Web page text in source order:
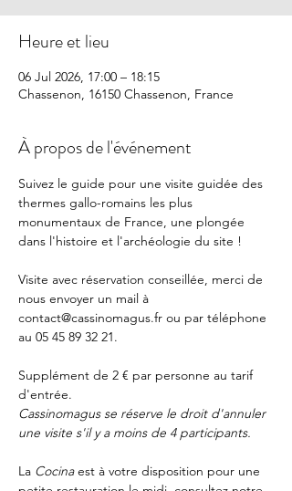
Heure et lieu
06 Jul 2026, 17:00 – 18:15
Chassenon, 16150 Chassenon, France
À propos de l'événement
Suivez le guide pour une visite guidée des
thermes gallo-romains les plus
monumentaux de France, une plongée
dans l'histoire et l'archéologie du site !
Visite avec réservation conseillée, merci de
nous envoyer un mail à
contact@cassinomagus.fr ou par téléphone
au 05 45 89 32 21.
Supplément de 2 € par personne au tarif
d'entrée.
Cassinomagus se réserve le droit d'annuler
une visite s'il y a moins de 4 participants.
La Cocina est à votre disposition pour une